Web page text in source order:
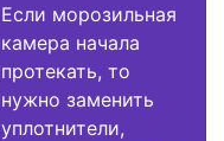
Если морозильная
камера начала
протекать, то
нужно заменить
уплотнители,